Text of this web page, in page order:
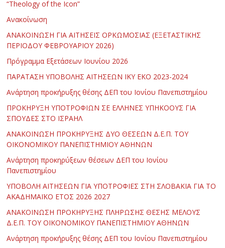
“Theology of the Icon”
Ανακοίνωση
ΑΝΑΚΟΙΝΩΣΗ ΓΙΑ ΑΙΤΗΣΕΙΣ ΟΡΚΩΜΟΣΙΑΣ (ΕΞΕΤΑΣΤΙΚΗΣ
ΠΕΡΙΟΔΟΥ ΦΕΒΡΟΥΑΡΙΟΥ 2026)
Πρόγραμμα Εξετάσεων Ιουνίου 2026
ΠΑΡΑΤΑΣΗ ΥΠΟΒΟΛΗΣ ΑΙΤΗΣΕΩΝ ΙΚΥ ΕΚΟ 2023-2024
Ανάρτηση προκήρυξης θέσης ΔΕΠ του Ιονίου Πανεπιστημίου
ΠΡΟΚΗΡΥΞΗ ΥΠΟΤΡΟΦΙΩΝ ΣΕ ΕΛΛΗΝΕΣ ΥΠΗΚΟΟΥΣ ΓΙΑ
ΣΠΟΥΔΕΣ ΣΤΟ ΙΣΡΑΗΛ
ΑΝΑΚΟΙΝΩΣΗ ΠΡΟΚΗΡΥΞΗΣ ΔΥΟ ΘΕΣΕΩΝ Δ.Ε.Π. ΤΟΥ
ΟΙΚΟΝΟΜΙΚΟΥ ΠΑΝΕΠΙΣΤΗΜΙΟΥ ΑΘΗΝΩΝ
Ανάρτηση προκηρύξεων θέσεων ΔΕΠ του Ιονίου
Πανεπιστημίου
ΥΠΟΒΟΛΗ ΑΙΤΗΣΕΩΝ ΓΙΑ ΥΠΟΤΡΟΦΙΕΣ ΣΤΗ ΣΛΟΒΑΚΙΑ ΓΙΑ ΤΟ
ΑΚΑΔΗΜΑΪΚΟ ΕΤΟΣ 2026 2027
ΑΝΑΚΟΙΝΩΣΗ ΠΡΟΚΗΡΥΞΗΣ ΠΛΗΡΩΣΗΣ ΘΕΣΗΣ ΜΕΛΟΥΣ
Δ.Ε.Π. ΤΟΥ ΟΙΚΟΝΟΜΙΚΟΥ ΠΑΝΕΠΙΣΤΗΜΙΟΥ ΑΘΗΝΩΝ
Ανάρτηση προκήρυξης θέσης ΔΕΠ του Ιονίου Πανεπιστημίου